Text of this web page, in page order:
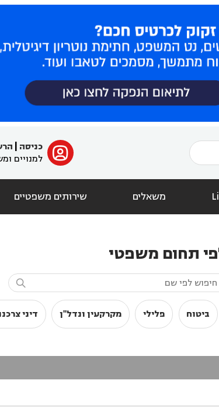
ﱐ כניסה
למנויים
משאלים שירותים משפטיים
תחום משפטי

ביטוח פלילי מקרקעין ונדל"ן דיני